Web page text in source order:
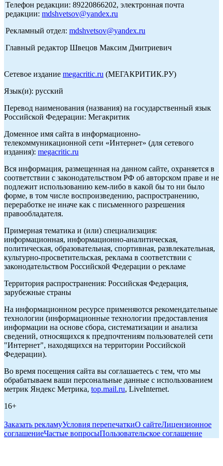
Телефон редакции: 89220866202, электронная почта
редакции: mdshvetsov@yandex.ru
Рекламный отдел: mdshvetsov@yandex.ru
Главный редактор Швецов Максим Дмитриевич
Сетевое издание megacritic.ru (МЕГАКРИТИК.РУ)
Язык(и): русский
Перевод наименования (названия) на государственный язык
Российской Федерации: Мегакритик
Доменное имя сайта в информационно-
телекоммуникационной сети «Интернет» (для сетевого
издания): megacritic.ru
Вся информация, размещенная на данном сайте, охраняется в
соответствии с законодательством РФ об авторском праве и не
подлежит использованию кем-либо в какой бы то ни было
форме, в том числе воспроизведению, распространению,
переработке не иначе как с письменного разрешения
правообладателя.
Примерная тематика и (или) специализация:
информационная, информационно-аналитическая,
политическая, образовательная, спортивная, развлекательная,
культурно-просветительская, реклама в соответствии с
законодательством Российской Федерации о рекламе
Территория распространения: Российская Федерация,
зарубежные страны
На информационном ресурсе применяются рекомендательные
технологии (информационные технологии предоставления
информации на основе сбора, систематизации и анализа
сведений, относящихся к предпочтениям пользователей сети
"Интернет", находящихся на территории Российской
Федерации).
Во время посещения сайта вы соглашаетесь с тем, что мы
обрабатываем ваши персональные данные с использованием
метрик Яндекс Метрика, top.mail.ru, LiveInternet.
16+
Заказать рекламуУсловия перепечаткиО сайтеЛицензионное
соглашениеЧастые вопросыПользовательское соглашение